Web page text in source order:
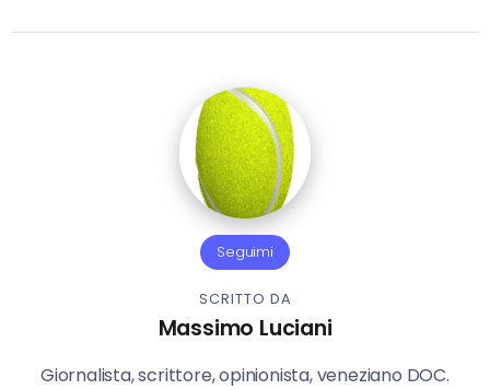
Seguimi
SCRITTO DA
Massimo Luciani
Giornalista, scrittore, opinionista, veneziano DOC.